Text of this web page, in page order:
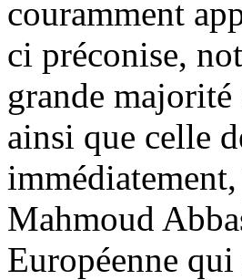
couramment
ci préconise,
grande
ainsi que celle
Mahmoud
Européenne